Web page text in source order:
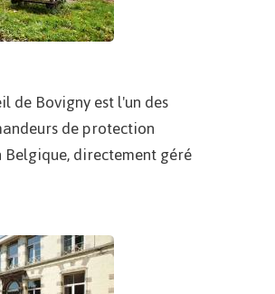
de Bovigny est l'un des
de protection
directement géré